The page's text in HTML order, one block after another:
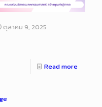
ตุลาคม 9, 2025
Read more